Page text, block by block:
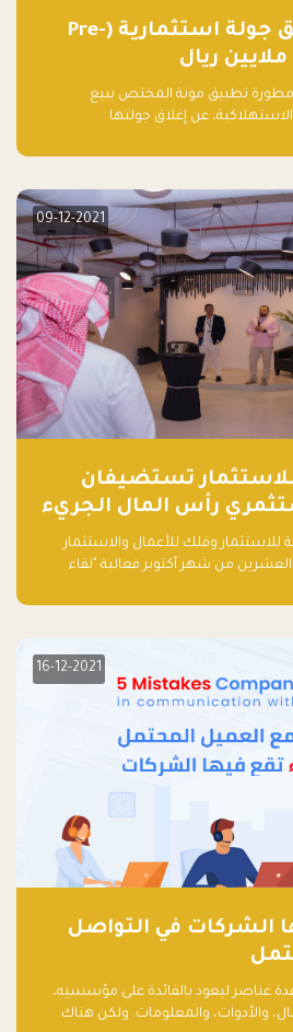
تطبيق مونة يغلق جولة استثمارية (Pre-
مطورة تطبيق مونة المختص ببيع
عن إغلاق جولتها
دعم المنشآت المحدودة وتسارع القابضة
09-12-2021
تستضيفان
رأس المال الجريء
وفلك للأعمال والاستثمار
من شهر أكتوبر فعالية "لقاء
المال الجريء وممثلي المؤسسات
16-12-2021
الشركات في التواصل
عناصر ليعود بالفائدة على مؤسسيه،
والأدوات، والمعلومات. ولكن هناك